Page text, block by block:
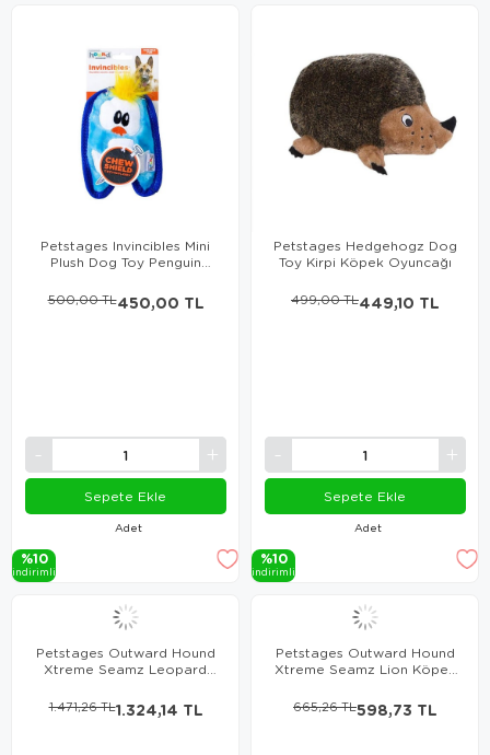
Petstages Invincibles Mini
Plush Dog Toy Penguin
Adet
450,00 TL
500,00 TL
Sepete Ekle
%10
i̇ndi̇ri̇mli̇
Petstages Hedgehogz Dog
Toy Kirpi Köpek Oyuncağı
Adet
449,10 TL
499,00 TL
Sepete Ekle
%10
i̇ndi̇ri̇mli̇
Petstages Outward Hound
Xtreme Seamz Leopard
1.324,14 TL
1.471,26 TL
Petstages Outward Hound
Xtreme Seamz Lion Köpek
598,73 TL
665,26 TL